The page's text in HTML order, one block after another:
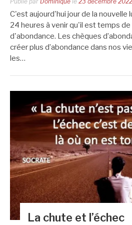
C'est aujourd'hui jour de la nouvelle
24 heures à venir qu'il est temps
d'abondance. Les chèques
créer plus d’abondance dans nos
les…
La chute et l’échec